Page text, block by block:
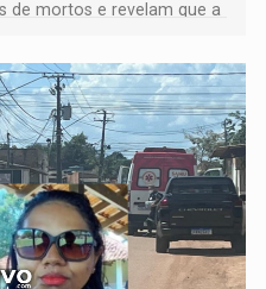
de mortos e revelam que a